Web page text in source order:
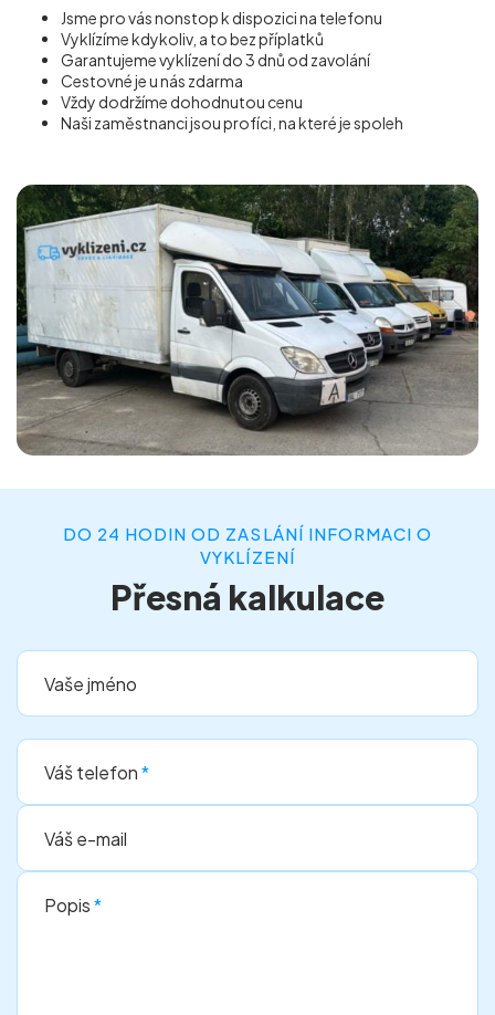
Jsme pro vás nonstop k dispozici na telefonu
Vyklízíme kdykoliv, a to bez příplatků
Garantujeme vyklízení do 3 dnů od zavolání
Cestovné je u nás zdarma
Vždy dodržíme dohodnutou cenu
Naši zaměstnanci jsou profíci, na které je spoleh
DO 24 HODIN OD ZASLÁNÍ INFORMACI O
VYKLÍZENÍ
Přesná kalkulace
Vaše jméno
Váš telefon*
Váš e-mail
Popis*